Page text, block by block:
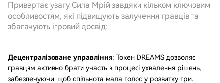
Привертає увагу Сила Мрій завдяки кільком ключовим
особливостям, які підвищують залучення гравців та
збагачують ігровий досвід:
Децентралізоване управління: Токен DREAMS дозволяє
гравцям активно брати участь в процесі ухвалення рішень,
забезпечуючи, щоб спільнота мала голос у розвитку гри.